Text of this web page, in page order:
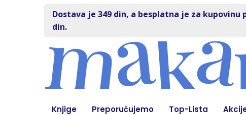
Dostava je 349 din, a besplatna je za kupovinu
din.
Knjige Preporučujemo Top-Lista